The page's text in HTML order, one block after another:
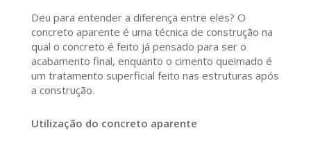
Deu para entender a diferença entre eles? O
concreto aparente é uma técnica de construção na
qual o concreto é feito já pensado para ser o
acabamento final, enquanto o cimento queimado é
um tratamento superficial feito nas estruturas após
a construção.
Utilização do concreto aparente